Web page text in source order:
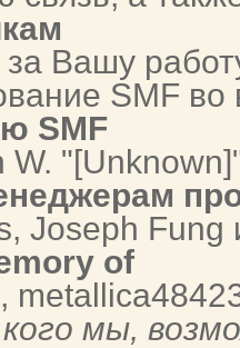
Вашу
SMF
SMF
W.
Joseph Fung
of
мы,